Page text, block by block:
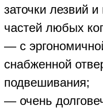
заточки лезвий
частей любых
— с
снабженной
подвешивания;
— очень